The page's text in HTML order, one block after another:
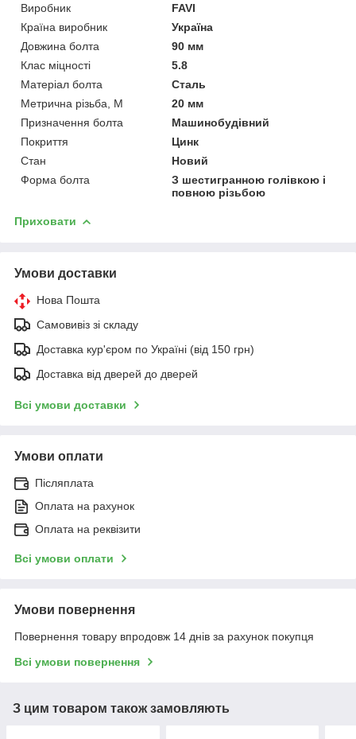
Виробник
FAVI
Країна виробник
Україна
Довжина болта
90 мм
Клас міцності
5.8
Матеріал болта
Сталь
Метрична різьба, М
20 мм
Призначення болта
Машинобудівний
Покриття
Цинк
Стан
Новий
Форма болта
З шестигранною голівкою і
повною різьбою
Приховати
Умови доставки
Нова Пошта
Самовивіз зі складу
Доставка кур'єром по Україні (від 150 грн)
Доставка від дверей до дверей
Всі умови доставки
Умови оплати
Післяплата
Оплата на рахунок
Оплата на реквізити
Всі умови оплати
Умови повернення
Повернення товару впродовж 14 днів за рахунок покупця
Всі умови повернення
З цим товаром також замовляють